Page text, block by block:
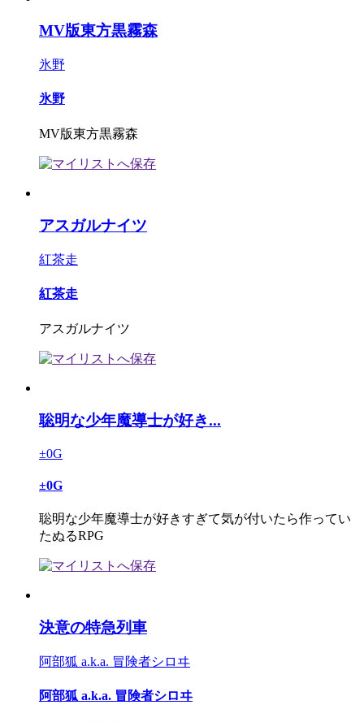
MV版東方黒霧森
氷野
氷野
MV版東方黒霧森
アスガルナイツ
紅茶走
紅茶走
アスガルナイツ
聡明な少年魔導士が好き...
±0G
±0G
聡明な少年魔導士が好きすぎて気が付いたら作ってい
たぬるRPG
決意の特急列車
阿部狐 a.k.a. 冒険者シロヰ
阿部狐 a.k.a. 冒険者シロヰ